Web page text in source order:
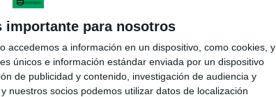
importante para nosotros
accedemos a información en un dispositivo, como cookies, y
únicos e información estándar enviada por un dispositivo
de publicidad y contenido, investigación de audiencia y
nuestros socios podemos utilizar datos de localización